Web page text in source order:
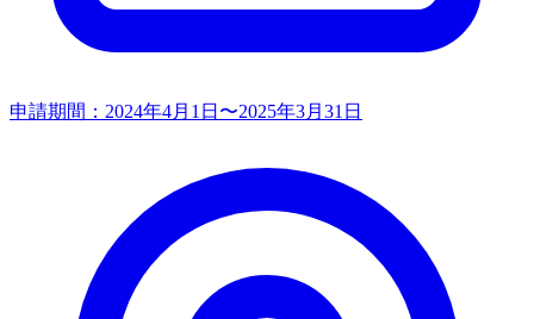
申請期間： 2024年4月1日〜2025年3月31日